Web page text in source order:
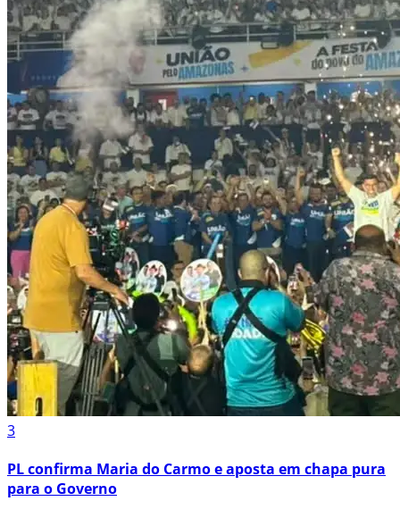
3
PL confirma Maria do Carmo e aposta em chapa pura
para o Governo